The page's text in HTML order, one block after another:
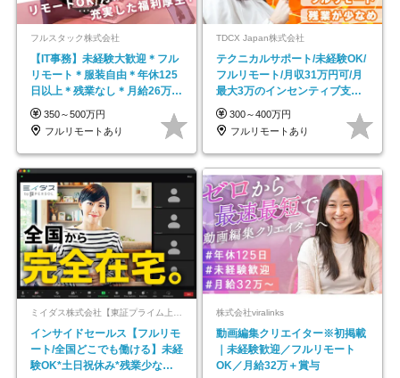
フルスタック株式会社
【IT事務】未経験大歓迎＊フル
リモート＊服装自由＊年休125
日以上＊残業なし＊月給26万円
以上
350～500万円
フルリモートあり
TDCX Japan株式会社
テクニカルサポート/未経験OK/
フルリモート/月収31万円可/月
最大3万のインセンティブ支給/
平均年齢33歳
300～400万円
フルリモートあり
ミイダス株式会社【東証プライム上場パーソルグループ】
インサイドセールス【フルリモ
ート/全国どこでも働ける】未経
験OK*土日祝休み*残業少なめ*
株式会社viralinks
動画編集クリエイター※初掲載
｜未経験歓迎／フルリモート
OK／月給32万＋賞与